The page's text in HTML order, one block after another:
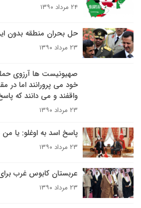
۲۴ مرداد ۱۳۹۰
حل بحران منطقه بدون
۲۳ مرداد ۱۳۹۰
صهیونیست ها آرزوی
خود می پرورانند اما در
واقفند و می دانند که
۲۳ مرداد ۱۳۹۰
پاسخ اسد به اوغلو: یا من
۲۳ مرداد ۱۳۹۰
عربستان کابوس غرب
۲۳ مرداد ۱۳۹۰